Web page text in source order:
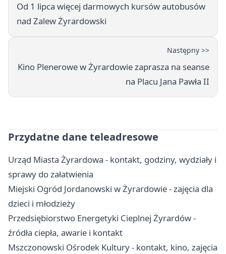
Od 1 lipca więcej darmowych kursów autobusów
nad Zalew Żyrardowski
Następny >>
Kino Plenerowe w Żyrardowie zaprasza na seanse
na Placu Jana Pawła II
Przydatne dane teleadresowe
Urząd Miasta Żyrardowa - kontakt, godziny, wydziały i
sprawy do załatwienia
Miejski Ogród Jordanowski w Żyrardowie - zajęcia dla
dzieci i młodzieży
Przedsiębiorstwo Energetyki Cieplnej Żyrardów -
źródła ciepła, awarie i kontakt
Mszczonowski Ośrodek Kultury - kontakt, kino, zajęcia